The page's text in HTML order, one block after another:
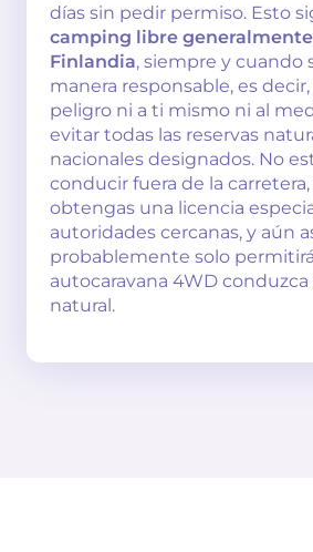
días sin pedir permiso. Esto
camping libre generalmente
Finlandia, siempre y cuando
manera responsable, es
peligro ni a ti mismo ni al
evitar todas las reservas
nacionales designados. No
conducir fuera de la
obtengas una licencia
autoridades cercanas, y aún
probablemente solo
autocaravana 4WD
natural.